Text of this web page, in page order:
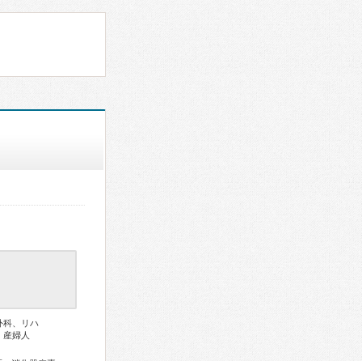
科、リハ
婦人